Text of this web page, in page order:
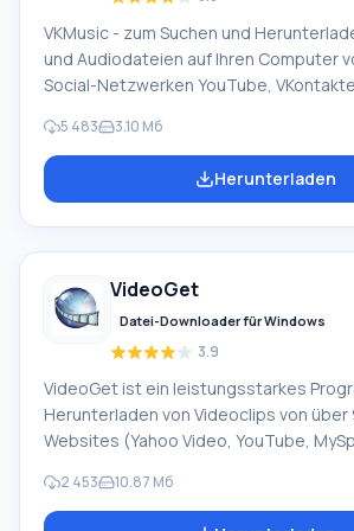
VKMusic - zum Suchen und
und Audiodateien auf Ihren Computer
Social-Netzwerken YouTube,
Uploading.Com. Video-Downloads
wie smotri.com, intv.ru,
video.bigmir.net, a1tv.ru, tnt-tv.ru und
140+ Anime-Serien) im flv- und avi-
WinAmp Music Online-Player, mit
5 483 3.10 Мб
Herunterladen
VideoGet
Datei-Downloader für Windows
3.9
VideoGet ist ein leistungsstarkes
Herunterladen von Videoclips von
Websites (Yahoo Video, YouTube,
Möglichkeit, sie in verschiedene
um sie auf einem Videoplayer,
2 453 10.87 Mб